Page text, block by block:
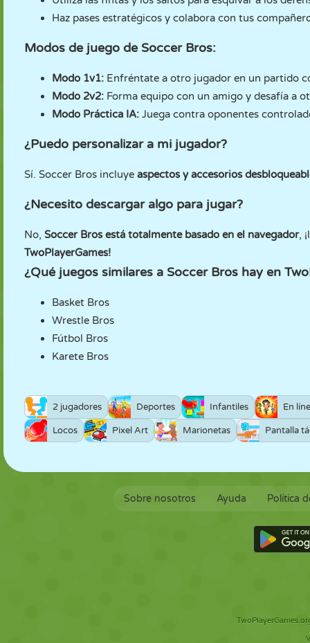
Haz pases estratégicos y colabora con tus
Modos de juego de Soccer Bros:
Modo 1v1: Enfréntate a otro jugador en un partido
Modo 2v2: Forma equipo con un amigo y desafía a
Modo Práctica IA: Juega contra oponentes
¿Puedo personalizar a mi jugador?
Sí. Soccer Bros incluye aspectos y accesorios
¿Necesito descargar algo para jugar?
No, Soccer Bros está totalmente basado en el navegador,
TwoPlayerGames!
¿Qué juegos similares a Soccer Bros hay en
Basket Bros
Wrestle Bros
Fútbol Bros
Karete Bros
2 jugadores Deportes Infantiles En
Locos Pixel Art Marionetas Pantalla
Sobre nosotros Ayuda Política